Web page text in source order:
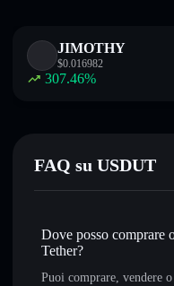
JIMOTHY
$0.016982
307.46%
FAQ su USDUT
Dove posso comprare
Tether?
Puoi comprare, vendere